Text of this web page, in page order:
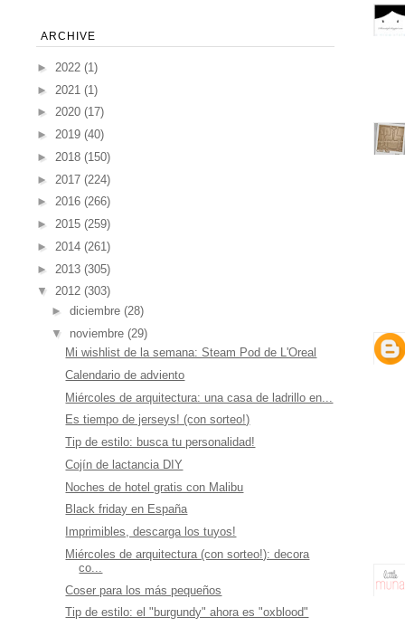
ARCHIVE
► 2022 (1)
► 2021 (1)
► 2020 (17)
► 2019 (40)
► 2018 (150)
► 2017 (224)
► 2016 (266)
► 2015 (259)
► 2014 (261)
► 2013 (305)
▼ 2012 (303)
► diciembre (28)
▼ noviembre (29)
Mi wishlist de la semana: Steam Pod de L'Oreal
Calendario de adviento
Miércoles de arquitectura: una casa de ladrillo en...
Es tiempo de jerseys! (con sorteo!)
Tip de estilo: busca tu personalidad!
Cojín de lactancia DIY
Noches de hotel gratis con Malibu
Black friday en España
Imprimibles, descarga los tuyos!
Miércoles de arquitectura (con sorteo!): decora
co...
Coser para los más pequeños
Tip de estilo: el "burgundy" ahora es "oxblood"